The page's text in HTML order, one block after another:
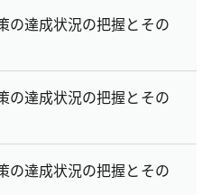
の達成状況の把握とその
の達成状況の把握とその
の達成状況の把握とその